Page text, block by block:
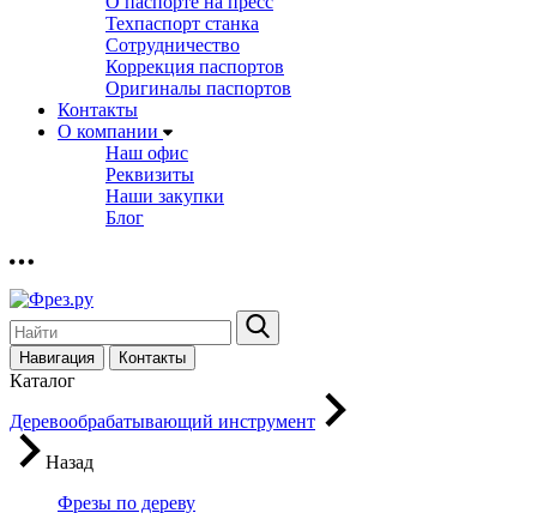
Техпаспорт станка
Сотрудничество
Коррекция паспортов
Оригиналы паспортов
Контакты
О компании
Наш офис
Реквизиты
Наши закупки
Блог
Навигация Контакты
Каталог
Деревообрабатывающий инструмент
Назад
Фрезы по дереву